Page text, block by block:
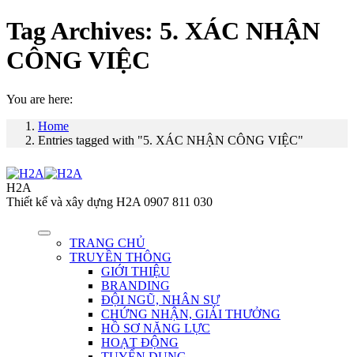
Tag Archives: 5. XÁC NHẬN
CÔNG VIỆC
You are here:
Home
Entries tagged with "5. XÁC NHẬN CÔNG VIỆC"
H2A
Thiết kế và xây dựng H2A 0907 811 030
TRANG CHỦ
TRUYỀN THÔNG
GIỚI THIỆU
BRANDING
ĐỘI NGŨ, NHÂN SỰ
CHỨNG NHẬN, GIẢI THƯỞNG
HỒ SƠ NĂNG LỰC
HOẠT ĐỘNG